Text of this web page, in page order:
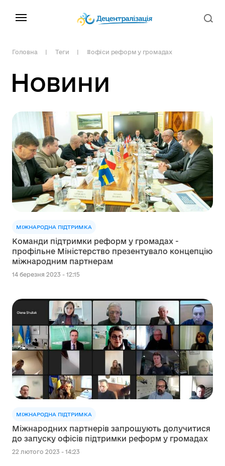
Головна Теги #офіси реформ у громадах
Новини
МІЖНАРОДНА ПІДТРИМКА
Команди підтримки реформ у громадах -
профільне Міністерство презентувало концепцію
міжнародним партнерам
14 березня 2023 - 12:15
МІЖНАРОДНА ПІДТРИМКА
Міжнародних партнерів запрошують долучитися
до запуску офісів підтримки реформ у громадах
22 лютого 2023 - 14:23